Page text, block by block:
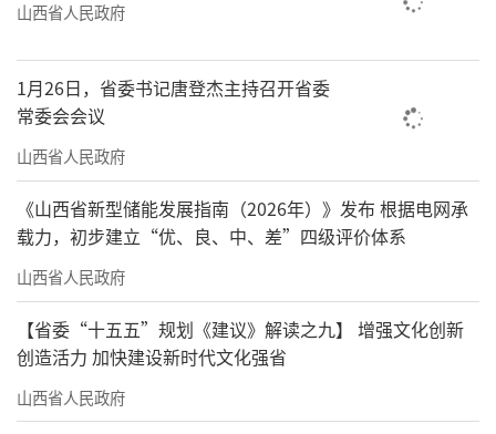
山西省人民政府
1月26日，省委书记唐登杰主持召开省委
常委会会议
山西省人民政府
《山西省新型储能发展指南（2026年）》发布 根据电网承
载力，初步建立“优、良、中、差”四级评价体系
山西省人民政府
【省委“十五五”规划《建议》解读之九】 增强文化创新
创造活力 加快建设新时代文化强省
山西省人民政府